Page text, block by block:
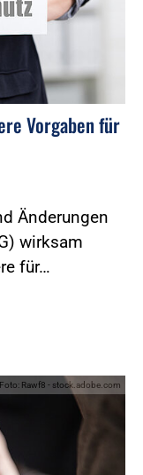
Vorgaben für
Änderungen
wirksam
für…
Rawf8 - stock.adobe.com